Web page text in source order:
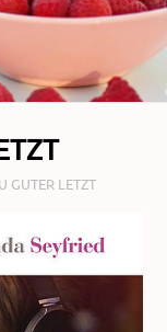
GUTER LETZT